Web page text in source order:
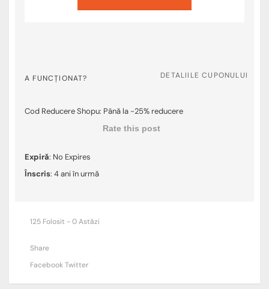
A FUNCȚIONAT? DETALIILE CUPONULUI
Cod Reducere Shopu: Până la -25% reducere
Rate this post
Expiră: No Expires
Înscris: 4 ani în urmă
125 Folosit - 0 Astăzi
Share
FacebookTwitter